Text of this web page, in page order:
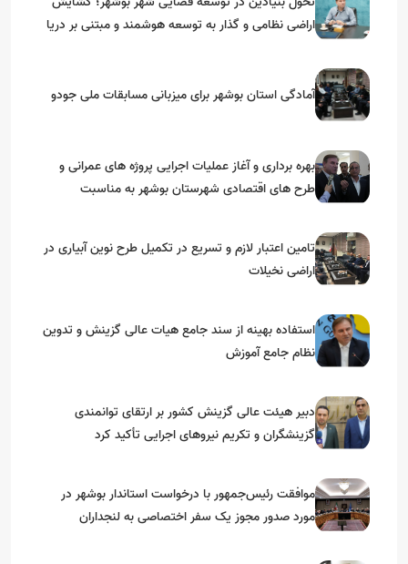
اراضی نظامی و گذار به توسعه هوشمند و مبتنی بر دریا
آمادگی استان بوشهر برای میزبانی مسابقات ملی جودو
بهره برداری و آغاز عملیات اجرایی پروژه های عمرانی و
طرح های اقتصادی شهرستان بوشهر به مناسبت
تامین اعتبار لازم و تسریع در تکمیل طرح نوین آبیاری در
اراضی نخیلات
استفاده بهینه از سند جامع هیات عالی گزینش و‌ تدوین
نظام جامع آموزش
دبیر هیئت عالی گزینش کشور بر ارتقای توانمندی
گزینشگران و تکریم نیروهای اجرایی تأکید کرد
موافقت رئیس‌جمهور با درخواست استاندار بوشهر در
مورد صدور مجوز یک سفر اختصاصی به لنجداران